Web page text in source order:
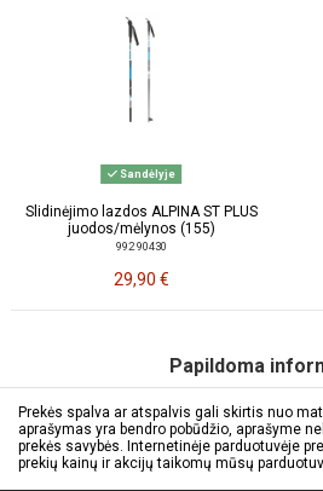
Sandėlyje
Slidinėjimo lazdos ALPINA ST PLUS
juodos/mėlynos (155)
992 90430
29,90 €
Papildoma
Prekės spalva ar atspalvis gali skirtis nuo
aprašymas yra bendro pobūdžio, aprašyme
prekės savybės. Internetinėje parduotuvėje
prekių kainų ir akcijų taikomų mūsų